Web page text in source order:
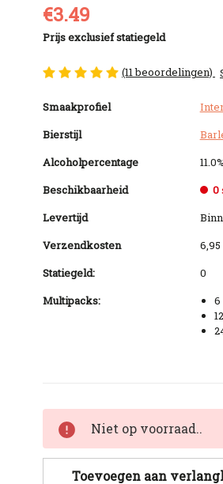
€3.49
Prijs exclusief statiegeld
(11 beoordelingen)
Smaakprofiel
Bierstijl
Alcoholpercentage
11.0%
Beschikbaarheid
0
Levertijd
Verzendkosten
Statiegeld:
0
Multipacks:
6
voorraad: Niet op voorraad..
Toevoegen aan